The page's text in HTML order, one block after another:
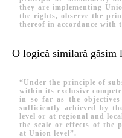
they are implementing
the rights, observe the
thereof in accordance with
O logică similară
“Under the principle of
within its exclusive
in so far as the
sufficiently achieved by
level or at regional and
the scale or effects of the
at Union level”.